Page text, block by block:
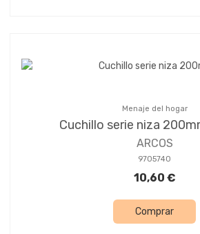
Menaje del hogar
Cuchillo serie niza
ARCOS
9705740
10,60 €
Comprar